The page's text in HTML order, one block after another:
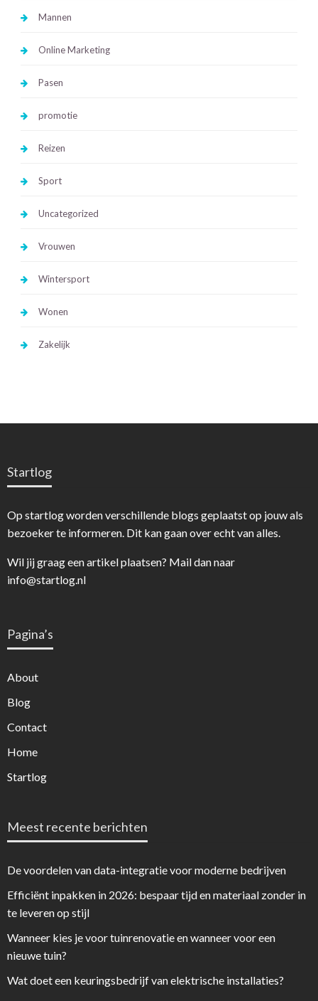
Mannen
Online Marketing
Pasen
promotie
Reizen
Sport
Uncategorized
Vrouwen
Wintersport
Wonen
Zakelijk
Startlog
Op startlog worden verschillende blogs geplaatst op jouw als
bezoeker te informeren. Dit kan gaan over echt van alles.
Wil jij graag een artikel plaatsen? Mail dan naar
info@startlog.nl
Pagina’s
About
Blog
Contact
Home
Startlog
Meest recente berichten
De voordelen van data-integratie voor moderne bedrijven
Efficiënt inpakken in 2026: bespaar tijd en materiaal zonder in
te leveren op stijl
Wanneer kies je voor tuinrenovatie en wanneer voor een
nieuwe tuin?
Wat doet een keuringsbedrijf van elektrische installaties?